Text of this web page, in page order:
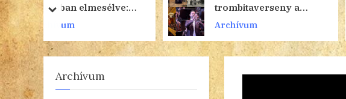
trombitaverseny a
Budapesti Vonósok
koncertjén
titokzatos
prev
next
Archívum